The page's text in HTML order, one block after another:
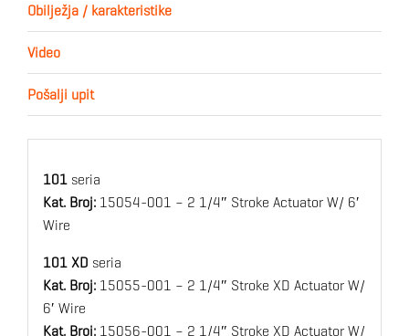
Obilježja / karakteristike
Video
Pošalji upit
101seria
Kat. Broj: 15054-001 – 2 1/4″ Stroke Actuator W/ 6′
Wire
101 XD seria
Kat. Broj: 15055-001 – 2 1/4″ Stroke XD Actuator W/
6′ Wire
Kat. Broj: 15056-001 – 2 1/4″ Stroke XD Actuator W/